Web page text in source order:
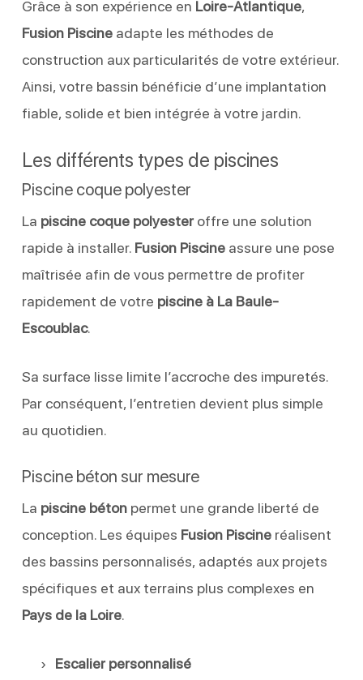
Grâce à son expérience en Loire-Atlantique,
Fusion Piscineadapte les méthodes de
construction aux particularités de votre extérieur.
Ainsi, votre bassin bénéficie d’une implantation
fiable, solide et bien intégrée à votre jardin.
Les différents types de piscines
Piscine coque polyester
La piscine coque polyesteroffre une solution
rapide à installer. Fusion Piscineassure une pose
maîtrisée afin de vous permettre de profiter
rapidement de votre piscine à La Baule-
Escoublac.
Sa surface lisse limite l’accroche des impuretés.
Par conséquent, l’entretien devient plus simple
au quotidien.
Piscine béton sur mesure
La piscine bétonpermet une grande liberté de
conception. Les équipes Fusion Piscineréalisent
des bassins personnalisés, adaptés aux projets
spécifiques et aux terrains plus complexes en
Pays de la Loire.
Escalier personnalisé